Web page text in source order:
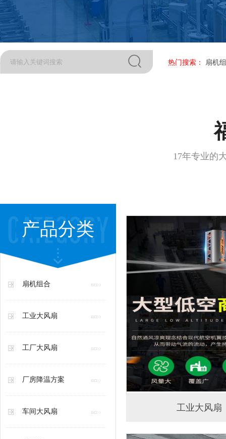
热门搜索： 扇机
17年专业的
产品分类
扇机组合
工业大风扇
工厂大风扇
厂房降温方案
车间大风扇 工业大风扇